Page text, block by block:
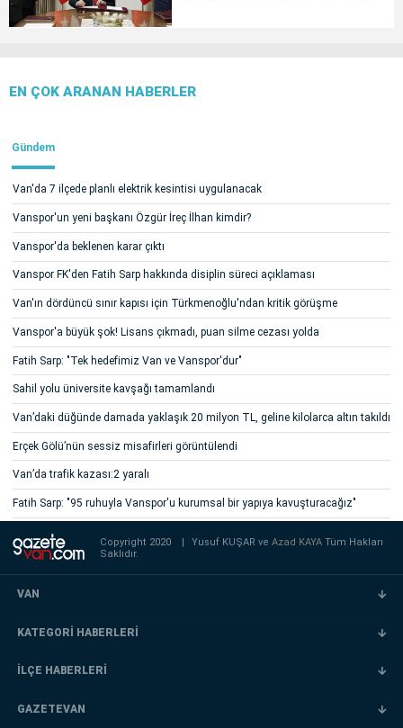
EN ÇOK ARANAN HABERLER
Gündem
Van'da 7 ilçede planlı elektrik kesintisi uygulanacak
Vanspor'un yeni başkanı Özgür İreç İlhan kimdir?
Vanspor'da beklenen karar çıktı
Vanspor FK'den Fatih Sarp hakkında disiplin süreci açıklaması
Van'ın dördüncü sınır kapısı için Türkmenoğlu'ndan kritik görüşme
Vanspor'a büyük şok! Lisans çıkmadı, puan silme cezası yolda
Fatih Sarp: "Tek hedefimiz Van ve Vanspor'dur"
Sahil yolu üniversite kavşağı tamamlandı
Van’daki düğünde damada yaklaşık 20 milyon TL, geline kilolarca altın takıldı
Erçek Gölü’nün sessiz misafirleri görüntülendi
Van’da trafik kazası:2 yaralı
Fatih Sarp: "95 ruhuyla Vanspor'u kurumsal bir yapıya kavuşturacağız"
Copyright 2020 | Yusuf KUŞAR veAzad KAYATüm Hakları
Saklıdır.
VAN
KATEGORİ HABERLERİ
İLÇE HABERLERİ
GAZETEVAN